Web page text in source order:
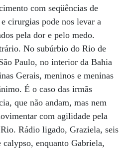
com seqüências de
cirurgias pode nos levar a
pela dor e pelo medo.
No subúrbio do Rio de
Paulo, no interior da Bahia
Gerais, meninos e meninas
É o caso das irmãs
que não andam, mas nem
com agilidade pela
Rádio ligado, Graziela, seis
calypso, enquanto Gabriela,